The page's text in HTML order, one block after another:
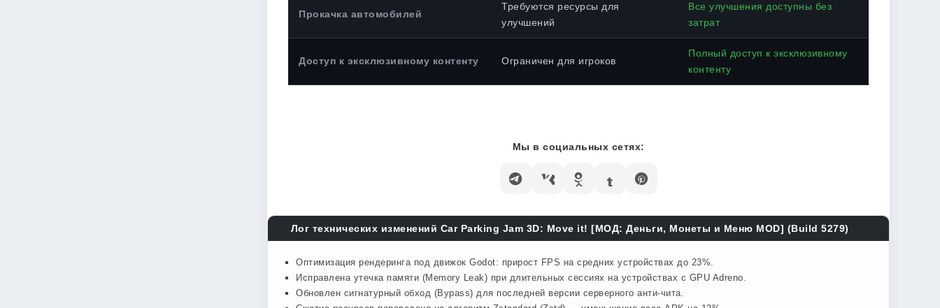
Прокачка автомобилей
Требуются ресурсы для
улучшений
Все улучшения доступны без
затрат
Доступ к эксклюзивному контенту Ограничен для игроков
Полный доступ к эксклюзивному
контенту
Мы в социальных сетях:
Лог технических изменений Car Parking Jam 3D: Move it! [МОД: Деньги, Монеты и Меню MOD] (Build 5279)
Оптимизация рендеринга под движок Godot: прирост FPS на средних устройствах до 23%.
Исправлена утечка памяти (Memory Leak) при длительных сессиях на устройствах с GPU Adreno.
Обновлен сигнатурный обход (Bypass) для последней версии серверного анти-чита.